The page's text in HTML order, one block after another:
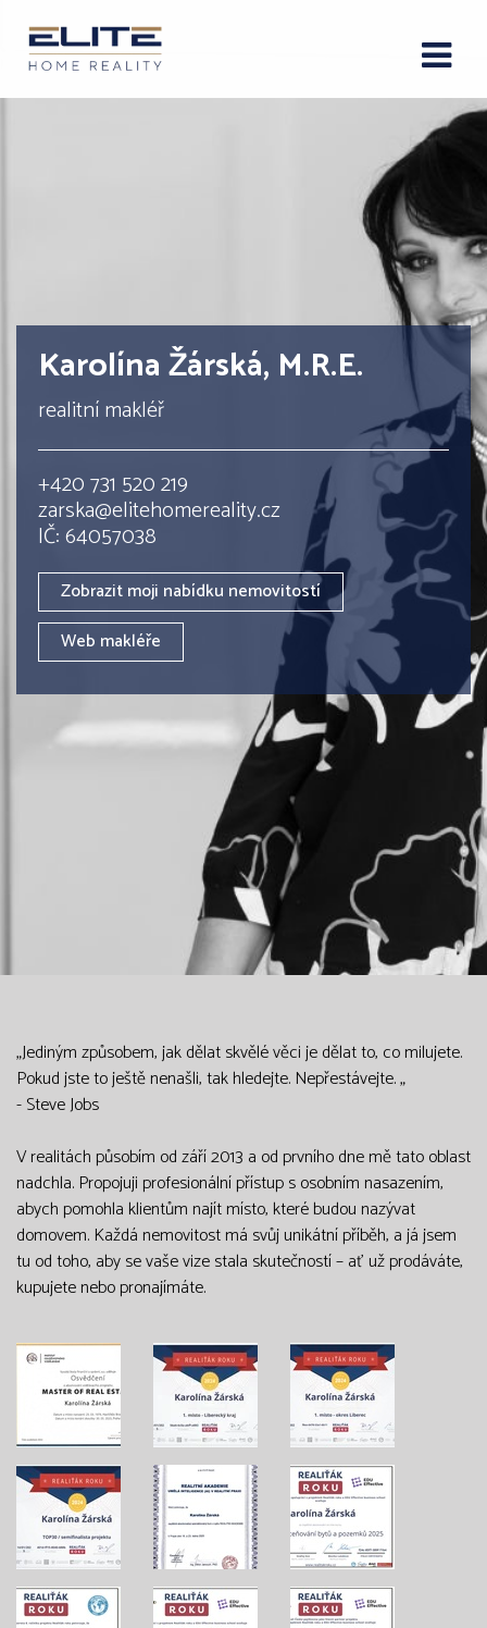
Karolína Žárská, M.R.E.
realitní makléř
+420 731 520 219
zarska@elitehomereality.cz
IČ: 64057038
Zobrazit moji nabídku nemovitostí
Web makléře
„Jediným způsobem, jak dělat skvělé věci je dělat to, co milujete.
Pokud jste to ještě nenašli, tak hledejte. Nepřestávejte. „
- Steve Jobs
V realitách působím od září 2013 a od prvního dne mě tato oblast
nadchla. Propojuji profesionální přístup s osobním nasazením,
abych pomohla klientům najít místo, které budou nazývat
domovem. Každá nemovitost má svůj unikátní příběh, a já jsem
tu od toho, aby se vaše vize stala skutečností – ať už prodáváte,
kupujete nebo pronajímáte.